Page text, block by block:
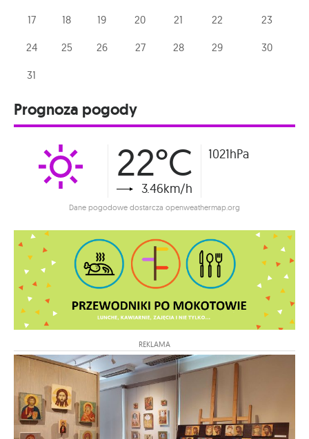
17 18 19 20 21 22 23
24 25 26 27 28 29 30
31
Prognoza pogody
22°C
3.46km/h
1021hPa
Dane pogodowe dostarcza openweathermap.org
REKLAMA